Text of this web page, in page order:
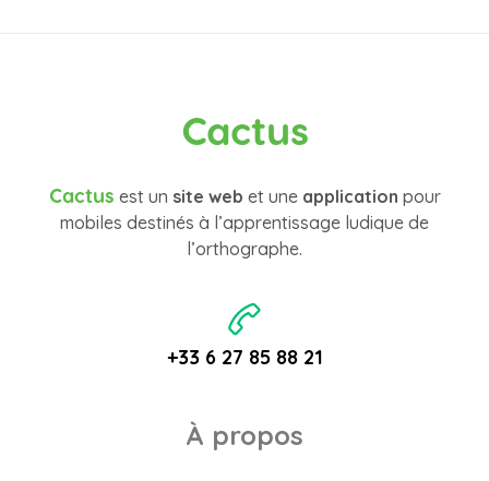
Cactus
Cactus est un site web et une application pour
mobiles destinés à l’apprentissage ludique de
l’orthographe.
+33 6 27 85 88 21
À propos